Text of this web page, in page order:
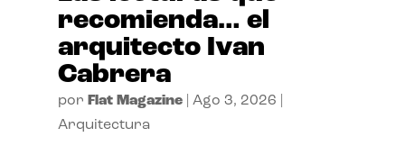
recomienda… el
arquitecto Ivan
Cabrera
por Flat Magazine| Ago 3, 2026
Arquitectura